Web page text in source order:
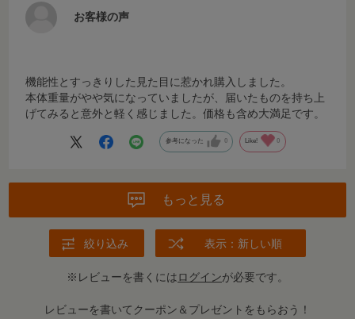
お客様の声
機能性とすっきりした見た目に惹かれ購入しました。
本体重量がやや気になっていましたが、届いたものを持ち上
げてみると意外と軽く感じました。価格も含め大満足です。
参考になった 0 Like! 0
もっと見る
絞り込み 表示：新しい順
※レビューを書くにはログインが必要です。
レビューを書いてクーポン＆プレゼントをもらおう！